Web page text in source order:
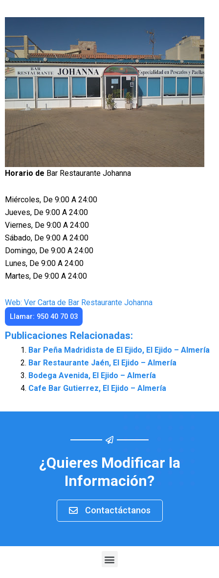
Horario de Bar Restaurante Johanna
Miércoles, De 9:00 A 24:00
Jueves, De 9:00 A 24:00
Viernes, De 9:00 A 24:00
Sábado, De 9:00 A 24:00
Domingo, De 9:00 A 24:00
Lunes, De 9:00 A 24:00
Martes, De 9:00 A 24:00
Web: Ver Carta de Bar Restaurante Johanna
Llamar: 950 40 70 03
Publicaciones Relacionadas:
Bar Peña Madridista de El Ejido, El Ejido – Almería
Bar Restaurante Jaén, El Ejido – Almería
Bodega Avenida, El Ejido – Almería
Cafe Bar Gutierrez, El Ejido – Almería
¿Quieres Modificar la
Información?
Contactáctanos
Menu